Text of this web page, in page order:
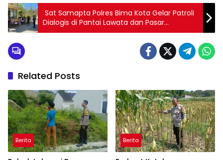
‎ Sat Samapta Polres Bima Kota Gelar Patroli
Dialogis di Pantai Lawata dan Pasar
Amahami
Related Posts
Berita Berita